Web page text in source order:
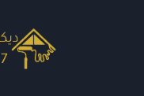
وتصاميم
عصرية
بأعلى